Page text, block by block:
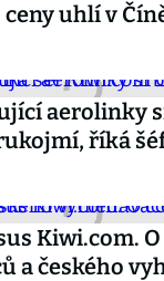
ceny uhlí v
aerolinky
říká
Kiwi.com. O
a českého